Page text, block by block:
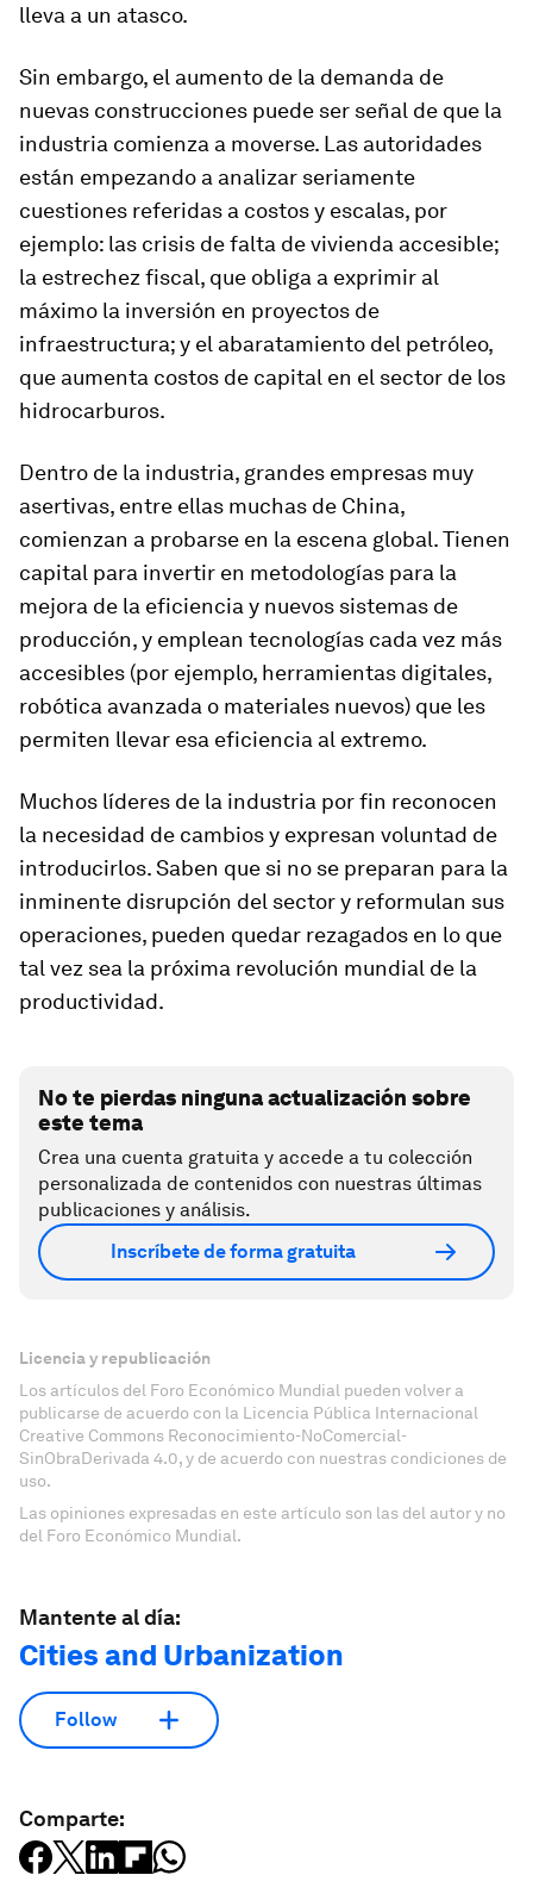
lleva a un atasco.
Sin embargo, el aumento de la demanda de
nuevas construcciones puede ser señal de que la
industria comienza a moverse. Las autoridades
están empezando a analizar seriamente
cuestiones referidas a costos y escalas, por
ejemplo: las crisis de falta de vivienda accesible;
la estrechez fiscal, que obliga a exprimir al
máximo la inversión en proyectos de
infraestructura; y el abaratamiento del petróleo,
que aumenta costos de capital en el sector de los
hidrocarburos.
Dentro de la industria, grandes empresas muy
asertivas, entre ellas muchas de China,
comienzan a probarse en la escena global. Tienen
capital para invertir en metodologías para la
mejora de la eficiencia y nuevos sistemas de
producción, y emplean tecnologías cada vez más
accesibles (por ejemplo, herramientas digitales,
robótica avanzada o materiales nuevos) que les
permiten llevar esa eficiencia al extremo.
Muchos líderes de la industria por fin reconocen
la necesidad de cambios y expresan voluntad de
introducirlos. Saben que si no se preparan para la
inminente disrupción del sector y reformulan sus
operaciones, pueden quedar rezagados en lo que
tal vez sea la próxima revolución mundial de la
productividad.
No te pierdas ninguna actualización sobre
este tema
Crea una cuenta gratuita y accede a tu colección
personalizada de contenidos con nuestras últimas
publicaciones y análisis.
Inscríbete de forma gratuita
Licencia y republicación
Los artículos del Foro Económico Mundial pueden volver a
publicarse de acuerdo con la Licencia Pública Internacional
Creative Commons Reconocimiento-NoComercial-
SinObraDerivada 4.0, y de acuerdo con nuestras condiciones de
uso.
Las opiniones expresadas en este artículo son las del autor y no
del Foro Económico Mundial.
Mantente al día:
Cities and Urbanization
Follow
Comparte: